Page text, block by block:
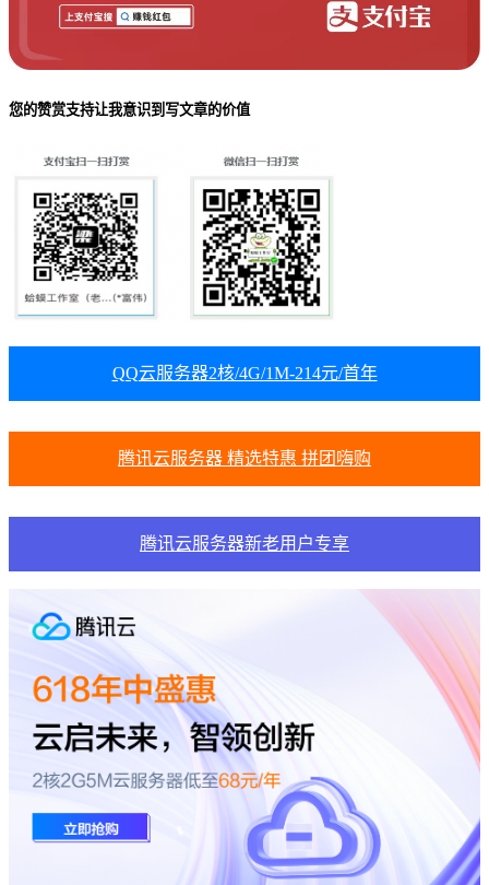
您的赞赏支持让我意识到写文章的价值
QQ云服务器2核/4G/1M-214元/首年
腾讯云服务器 精选特惠 拼团嗨购
腾讯云服务器新老用户专享